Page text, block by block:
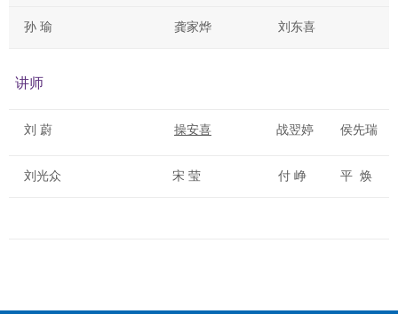
孙 瑜 龚家烨 刘东喜
讲师
刘 蔚 操安喜 战翌婷 侯先瑞
刘光众 宋 莹 付 峥 平 焕